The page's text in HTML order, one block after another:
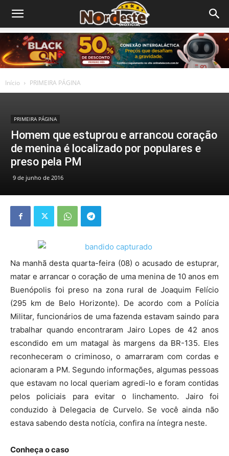
Início PRIMEIRA PÁGINA
PRIMEIRA PÁGINA
Homem que estuprou e arrancou coração
de menina é localizado por populares e
preso pela PM
9 de junho de 2016
Na manhã desta quarta-feira (08) o acusado de estuprar,
matar e arrancar o coração de uma menina de 10 anos em
Buenópolis foi preso na zona rural de Joaquim Felício
(295 km de Belo Horizonte). De acordo com a Polícia
Militar, funcionários de uma fazenda estavam saindo para
trabalhar quando encontraram Jairo Lopes de 42 anos
escondido em um matagal às margens da BR-135. Eles
reconheceram o criminoso, o amarraram com cordas e
acionaram a PM. Segundo informações, algumas pessoas
que estavam no local queriam agredi-lo e foram contidas
pelos policiais para evitar o linchamento. Jairo foi
conduzido à Delegacia de Curvelo. Se você ainda não
estava sabendo desta notícia, confira na íntegra neste.
Conheça o caso